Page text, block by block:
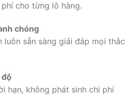
cho từng lô hàng.
chóng
sẵn sàng giải đáp mọi thắc
hạn, không phát sinh chi phí